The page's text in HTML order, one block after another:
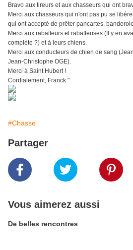
Bravo aux tireurs et aux chasseurs qui ont
Merci aux chasseurs qui n'ont pas pu se
qui ont accepté de prêter pancartes,
Merci aux rabatteurs et rabatteuses (Il y en
complète ?) et à leurs chiens.
Merci aux conducteurs de chien de sang
Jean-Christophe OGE).
Merci à Saint Hubert !
Cordialement, Franck "
#Chasse
Partager
Vous aimerez aussi
De belles rencontres